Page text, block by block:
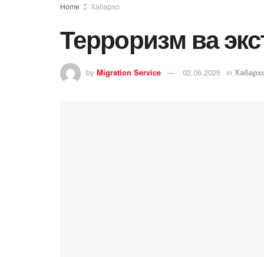
Home Хабархо
Терроризм ва
by Migration Service 02.06.2025 in